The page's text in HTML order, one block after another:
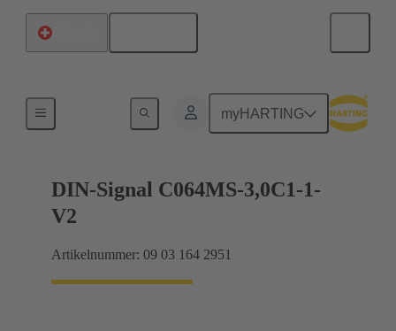
myHARTING
Motherboard-to-Daughtercard Verbindungen
DIN-Signal C064MS-3,0C1-1-
V2
Artikelnummer: 09 03 164 2951